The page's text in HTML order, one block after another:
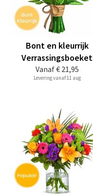
Vanaf€ 21,95
Bont en kleurrijk
Verrassingsboeket
Levering vanaf 11 aug